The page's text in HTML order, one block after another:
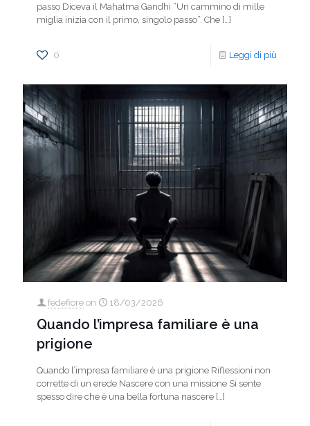
passo Diceva il Mahatma Gandhi “Un cammino di mille
miglia inizia con il primo, singolo passo”. Che […]
0 Leggi di più
fedefiore on 18/03/2026
Quando l’impresa familiare è una
prigione
Quando l’impresa familiare è una prigione Riflessioni non
corrette di un erede Nascere con una missione Si sente
spesso dire che è una bella fortuna nascere […]